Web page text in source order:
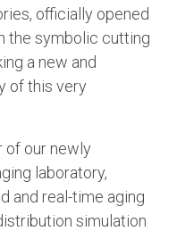
officially opened
the symbolic cutting
a new and
of this very
of our newly
laboratory,
and real-time aging
simulation